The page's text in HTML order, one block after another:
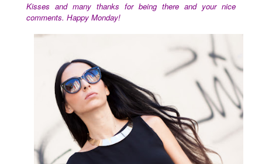
Kisses and many thanks for being there and your nice
comments. Happy Monday!